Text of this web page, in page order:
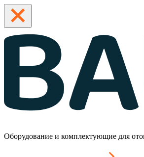
Оборудование и комплектующие для